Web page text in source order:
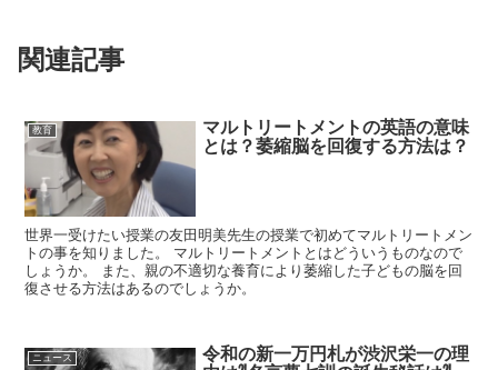
関連記事
教育
マルトリートメントの英語の意味
とは？萎縮脳を回復する方法は？
世界一受けたい授業の友田明美先生の授業で初めてマルトリートメン
トの事を知りました。 マルトリートメントとはどういうものなので
しょうか。 また、親の不適切な養育により萎縮した子どもの脳を回
復させる方法はあるのでしょうか。
ニュース
令和の新一万円札が渋沢栄一の理